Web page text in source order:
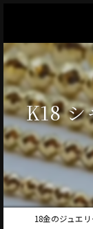
K18 シ